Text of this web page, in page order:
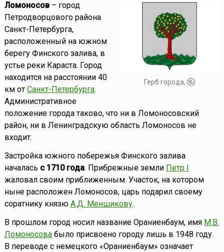
Герб города,
Ломоносов– город
Петродворцового района
Санкт-Петербурга,
расположенный на южном
берегу Финского залива, в
устье реки Караста. Город
находится на расстоянии 40
км от Санкт-Петербурга.
Административное
положение города таково, что ни в Ломоносовский
район, ни в Ленинградскую область Ломоносов не
входит.
Застройка южного побережья Финского залива
началась с 1710 года. Прибрежные земли Петр I
жаловал своим приближенным. Участок, на котором
ныне расположен Ломоносов, царь подарил своему
соратнику князю А.Д. Меншикову.
В прошлом город носил название Ораниенбаум, имя М.В.
Ломоносовабыло присвоено городу лишь в 1948 году.
В переводе с немецкого «Ораниенбаум» означает